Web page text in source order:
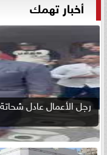
أخبار تهمك
رجل الأعمال عادل